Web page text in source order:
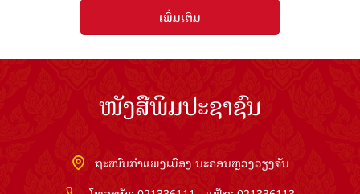
ເພີ່ມເຕີມ
ໜັງສືພິມປະຊາຊົນ
ຖະໜົນກຳແພງເມືອງ ນະຄອນຫຼວງວຽງຈັນ